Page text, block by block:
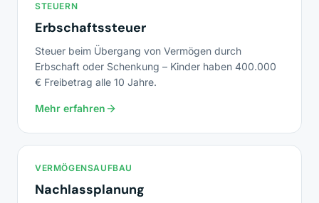
STEUERN
Erbschaftssteuer
Steuer beim Übergang von Vermögen durch
Erbschaft oder Schenkung – Kinder haben 400.000
€ Freibetrag alle 10 Jahre.
Mehr erfahren
VERMÖGENSAUFBAU
Nachlassplanung